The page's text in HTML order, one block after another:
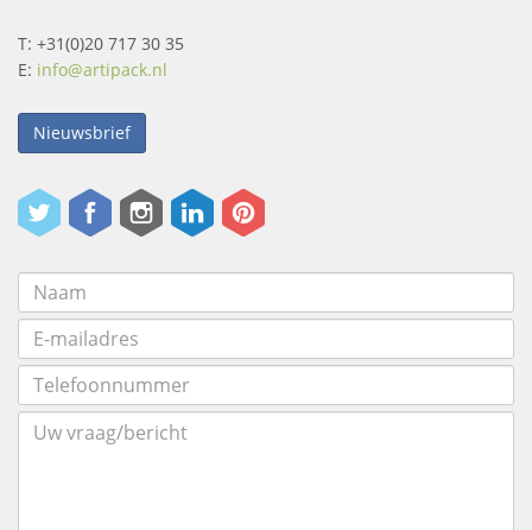
T: +31(0)20 717 30 35
E: info@artipack.nl
Nieuwsbrief